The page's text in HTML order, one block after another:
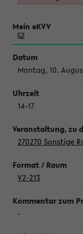
Montag, 10.
14-17
270270 Sonstige
V2-213
-